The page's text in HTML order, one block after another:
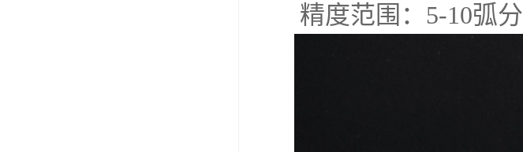
精度范围：5-10弧分